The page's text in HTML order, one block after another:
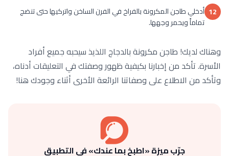
12 أدخلي طاجن المكرونة بالفراخ في الفرن الساخن واتركيها حتى تنضج
تماماً ويحمر وجهها.
وهناك لديك! طاجن مكرونة بالدجاج اللذيذ سيحبه جميع أفراد
الأسرة. تأكد من إخبارنا بكيفية ظهور وصفتك في التعليقات أدناه،
وتأكد من الاطلاع على وصفاتنا الرائعة الأخرى أثناء وجودك هنا!
جرّب ميزة «اطبخ بما عندك» في التطبيق